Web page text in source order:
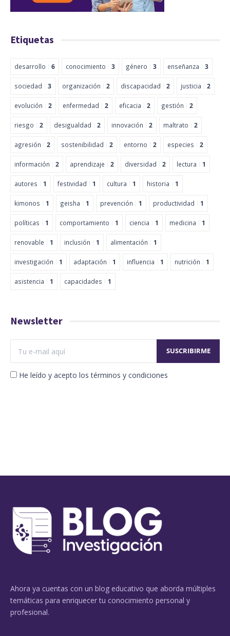
Etiquetas
desarrollo 6 conocimiento 3 género 3 enseñanza 3
sociedad 3 organización 2 discapacidad 2 justicia 2
evolución 2 enfermedad 2 eficacia 2 gestión 2
riesgo 2 desigualdad 2 innovación 2 maltrato 2
agresión 2 sostenibilidad 2 entorno 2 especies 2
información 2 aprendizaje 2 diversidad 2 lectura 1
autores 1 festividad 1 cultura 1 historia 1
kimonos 1 geisha 1 prevención 1 productividad 1
políticas 1 comportamiento 1 ciencia 1 medicina 1
renovable 1 inclusión 1 alimentación 1
investigación 1 adaptación 1 influencia 1 nutrición 1
asistencia 1 capacidades 1
Newsletter
He leído y acepto los términos y condiciones
Ahora ya cuentas con un blog educativo que aborda múltiples
temáticas para enriquecer tu conocimiento personal y
profesional.